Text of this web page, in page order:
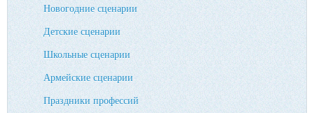
Новогодние сценарии
Детские сценарии
Школьные сценарии
Армейские сценарии
Праздники профессий